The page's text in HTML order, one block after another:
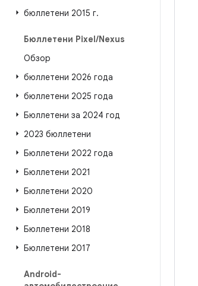
бюллетени 2015 г.
Бюллетени Pixel/Nexus
Обзор
бюллетени 2026 года
бюллетени 2025 года
Бюллетени за 2024 год
2023 бюллетени
Бюллетени 2022 года
Бюллетени 2021
Бюллетени 2020
Бюллетени 2019
Бюллетени 2018
Бюллетени 2017
Android-